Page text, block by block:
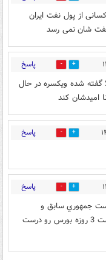
از پول نفت ایران
شان نمی رسد
0 پاسخ
گفته شده ویکسره در حال
امیدشان کند
0 پاسخ
1 پاسخ
جمهوري سابق و
معاون رييس جمهور فعلي هست كه مي خواست 3 روزه بورس رو درست